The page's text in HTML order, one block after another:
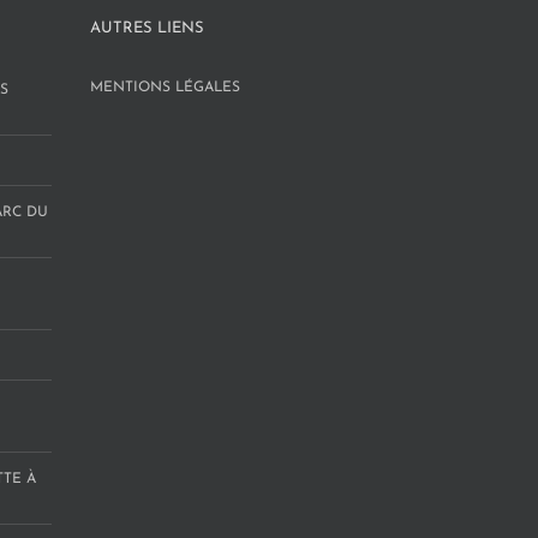
DU
À
AUTRES LIENS
MENTIONS LÉGALES